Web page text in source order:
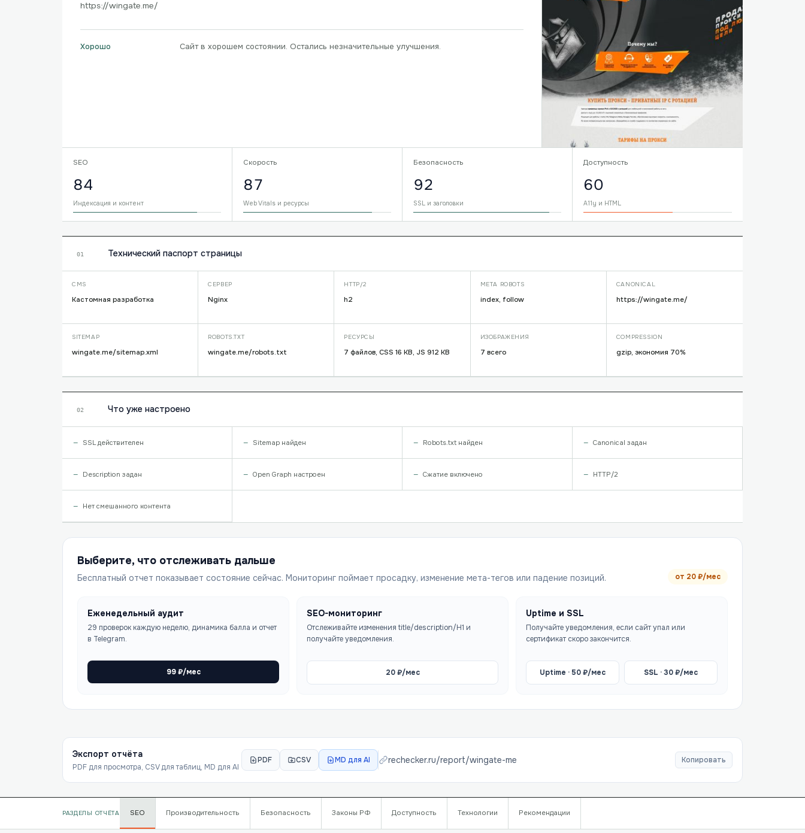
https://wingate.me/
Хорошо Сайт в хорошем состоянии. Остались незначительные улучшения.
SEO
84
Индексация и контент
Скорость
87
Web Vitals и ресурсы
Безопасность
92
SSL и заголовки
Доступность
60
A11y и HTML
01 Технический паспорт страницы
CMS
Кастомная разработка
СЕРВЕР
Nginx
HTTP/2
h2
META ROBOTS
index, follow
CANONICAL
https://wingate.me/
SITEMAP
wingate.me/sitemap.xml
ROBOTS.TXT
wingate.me/robots.txt
РЕСУРСЫ
7 файлов, CSS 16 KB, JS 912 KB
ИЗОБРАЖЕНИЯ
7 всего
COMPRESSION
gzip, экономия 70%
02 Что уже настроено
SSL действителен Sitemap найден Robots.txt найден Canonical задан
Description задан Open Graph настроен Сжатие включено HTTP/2
Нет смешанного контента
Выберите, что отслеживать дальше
Бесплатный отчет показывает состояние сейчас. Мониторинг поймает просадку, изменение мета-тегов или падение позиций. от 20₽/мес
Еженедельный аудит
29 проверок каждую неделю, динамика балла и отчет
в Telegram.
99₽/мес
SEO-мониторинг
Отслеживайте изменения title/description/H1 и
получайте уведомления.
20₽/мес
Uptime и SSL
Получайте уведомления, если сайт упал или
сертификат скоро закончится.
Uptime ·50₽/мес SSL ·30₽/мес
Экспорт отчёта
PDF для просмотра, CSV для таблиц, MD для AI
PDF CSV MD для AI rechecker.ru/report/wingate-me Копировать
РАЗДЕЛЫ ОТЧЁТА SEO Производительность Безопасность Законы РФ Доступность Технологии Рекомендации